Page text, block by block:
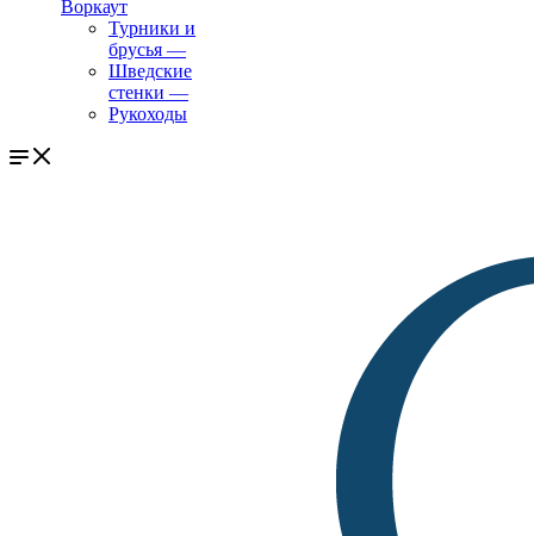
Воркаут
Турники и
брусья —
Шведские
стенки —
Рукоходы